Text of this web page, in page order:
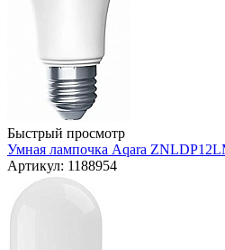
Быстрый просмотр
Умная лампочка Aqara
Артикул: 1188954